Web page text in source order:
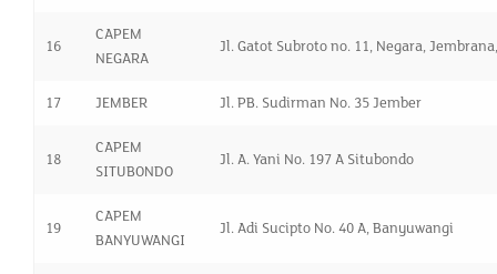
16
CAPEM
NEGARA
Jl. Gatot Subroto no. 11, Negara,
17 JEMBER Jl. PB. Sudirman No. 35 Jember
18
CAPEM
SITUBONDO
Jl. A. Yani No. 197 A Situbondo
19
CAPEM
BANYUWANGI
Jl. Adi Sucipto No. 40 A, Banyuwangi